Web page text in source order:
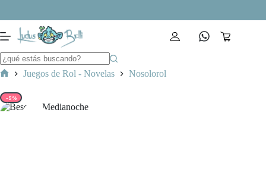
contenido
Carro
Juegos de Rol - Novelas Nosolorol
-5%